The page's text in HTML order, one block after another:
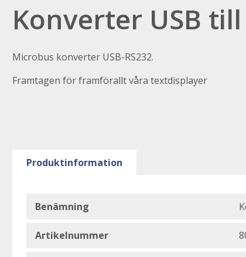
Konverter USB till
Microbus konverter USB-RS232.
Framtagen för framförallt våra textdisplayer
Produktinformation
Benämning
Artikelnummer